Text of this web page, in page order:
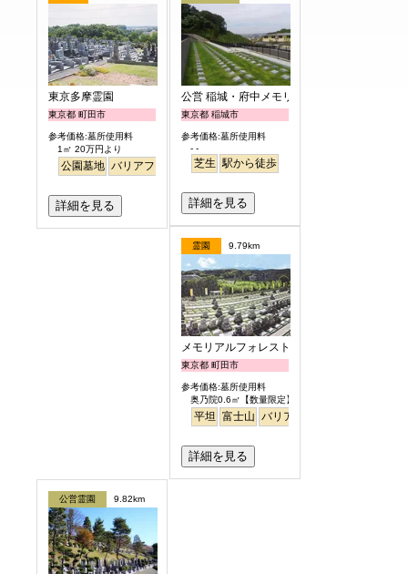
東京多摩霊園
東京都 町田市
参考価格:墓所使用料
1㎡ 20万円より
公園墓地 バリアフリー
詳細を見る
公営 稲城・府中メモリアルパーク
東京都 稲城市
参考価格:墓所使用料
- -
芝生 駅から徒歩
詳細を見る
霊園 9.79km
メモリアルフォレスト多摩
東京都 町田市
参考価格:墓所使用料
奥乃院0.6㎡【数量限定】 24万円より
平坦 富士山 バリアフリー
詳細を見る
公営霊園 9.82km